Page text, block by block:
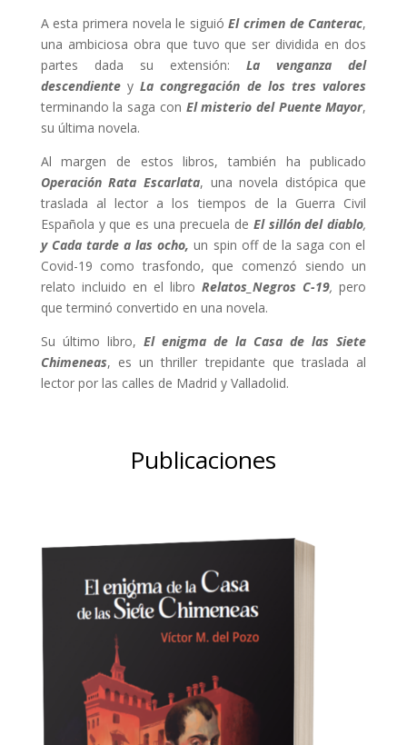
A esta primera novela le siguióEl crimen de Canterac,
una ambiciosa obra que tuvo que ser dividida en dos
partes dada su extensión: La venganza del
descendiente yLa congregación de los tres valores
terminando la saga con El misterio del Puente Mayor,
su última novela.
Al margen de estos libros, también ha publicado
Operación Rata Escarlata, una novela distópica que
traslada al lector a los tiempos de la Guerra Civil
Española y que es una precuela de El sillón del diablo,
y Cada tarde a las ocho,un spin off de la saga con el
Covid-19 como trasfondo, que comenzó siendo un
relato incluido en el libroRelatos_Negros C-19,pero
que terminó convertido en una novela.
Su último libro, El enigma de la Casa de las Siete
Chimeneas, es un thriller trepidante que traslada al
lector por las calles de Madrid y Valladolid.
Publicaciones